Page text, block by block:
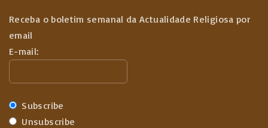
Receba o boletim semanal da Actualidade Religiosa por
email
E-mail:
Subscribe
Unsubscribe